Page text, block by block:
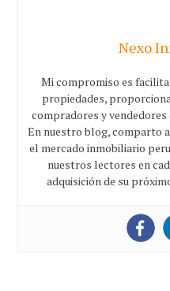
Nexo
Mi compromiso es
propiedades,
compradores y
En nuestro blog, comparto
el mercado inmobiliario
nuestros lectores en
adquisición de su